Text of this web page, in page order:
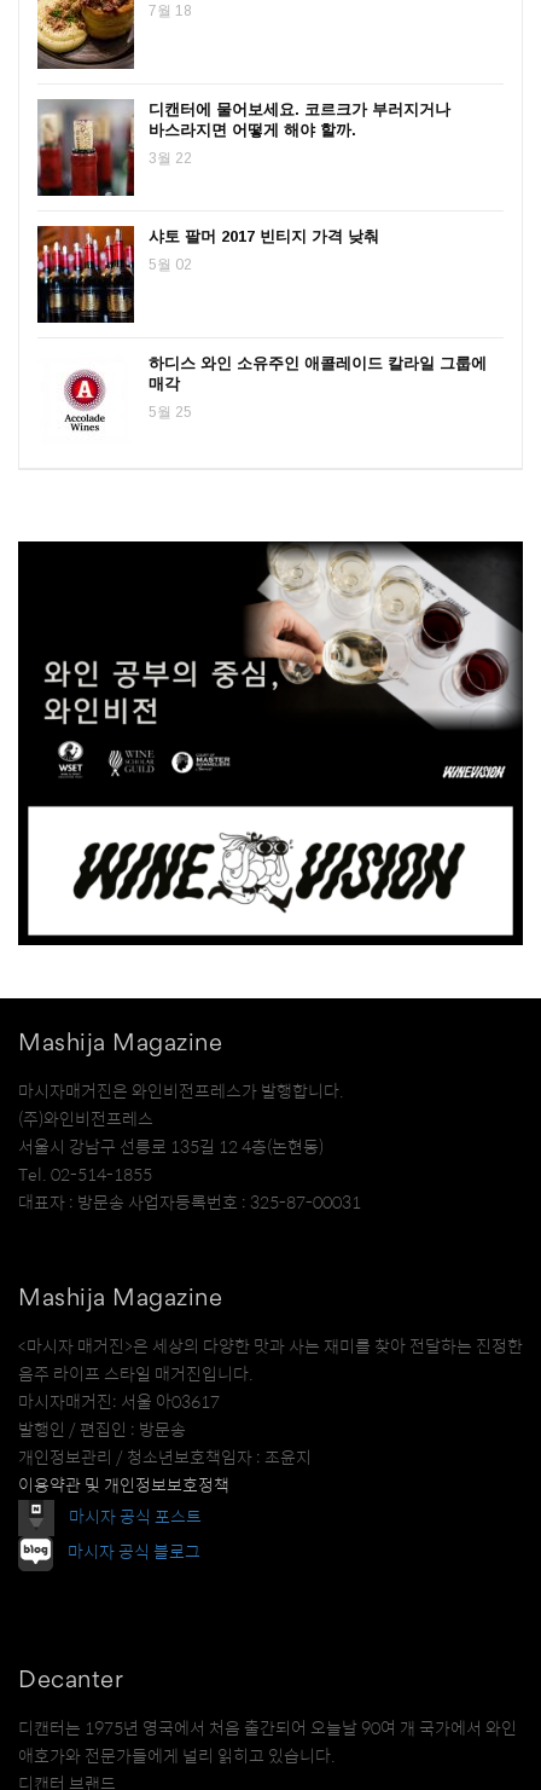
7월 18
디캔터에 물어보세요. 코르크가 부러지거나
바스라지면 어떻게 해야 할까.
3월 22
샤토 팔머 2017 빈티지 가격 낮춰
5월 02
하디스 와인 소유주인 애콜레이드 칼라일 그룹에
매각
5월 25
Mashija Magazine
마시자매거진은 와인비전프레스가 발행합니다.
(주)와인비전프레스
서울시 강남구 선릉로 135길 12 4층(논현동)
Tel. 02-514-1855
대표자 : 방문송 사업자등록번호 : 325-87-00031
Mashija Magazine
<마시자 매거진>은 세상의 다양한 맛과 사는 재미를 찾아 전달하는 진정한
음주 라이프 스타일 매거진입니다.
마시자매거진: 서울 아03617
발행인 / 편집인 : 방문송
개인정보관리 / 청소년보호책임자 : 조윤지
이용약관 및 개인정보보호정책
마시자 공식 포스트
마시자 공식 블로그
Decanter
디캔터는 1975년 영국에서 처음 출간되어 오늘날 90여 개 국가에서 와인
애호가와 전문가들에게 널리 읽히고 있습니다.
디캔터 브랜드